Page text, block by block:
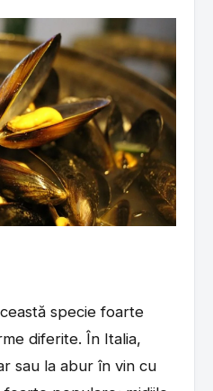
specie foarte
diferite. În Italia,
sau la abur în vin cu